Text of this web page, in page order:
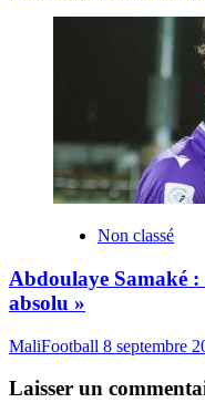
Non classé
Abdoulaye Samaké
absolu »
MaliFootball 8 septembre
Laisser un